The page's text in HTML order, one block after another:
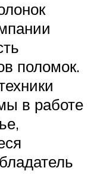
поломок.
в работе